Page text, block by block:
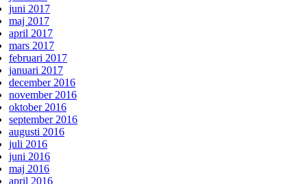
juni 2017
maj 2017
april 2017
mars 2017
februari 2017
januari 2017
december 2016
november 2016
oktober 2016
september 2016
augusti 2016
juli 2016
juni 2016
maj 2016
april 2016